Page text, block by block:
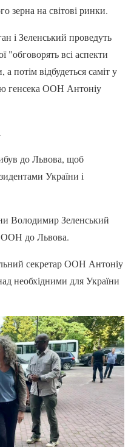
зерна на світові ринки.
і Зеленський проведуть
"обговорять всі аспекти
потім відбудеться саміт у
генсека ООН Антоніу
до Львова, щоб
України і
Володимир Зеленський
ООН до Львова.
секретар ООН Антоніу
необхідними для України